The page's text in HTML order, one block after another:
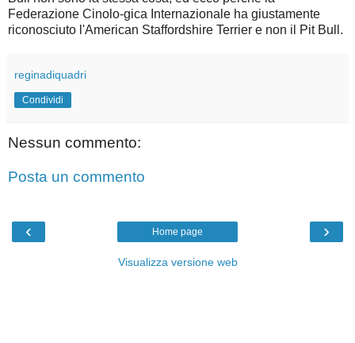
Federazione Cinolo-gica Internazionale ha giustamente
riconosciuto l'American Staffordshire Terrier e non il Pit Bull.
reginadiquadri
Condividi
Nessun commento:
Posta un commento
‹ ›
Home page
Visualizza versione web